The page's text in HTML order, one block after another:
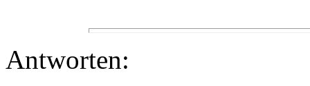
Antworten: